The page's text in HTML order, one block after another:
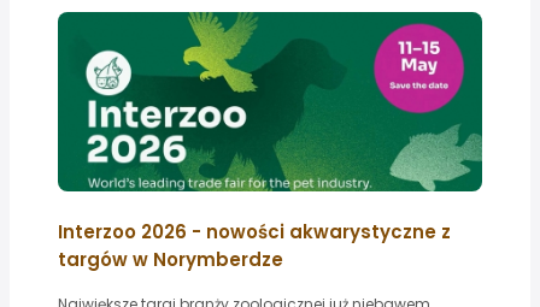
Interzoo 2026 - nowości akwarystyczne z
targów w Norymberdze